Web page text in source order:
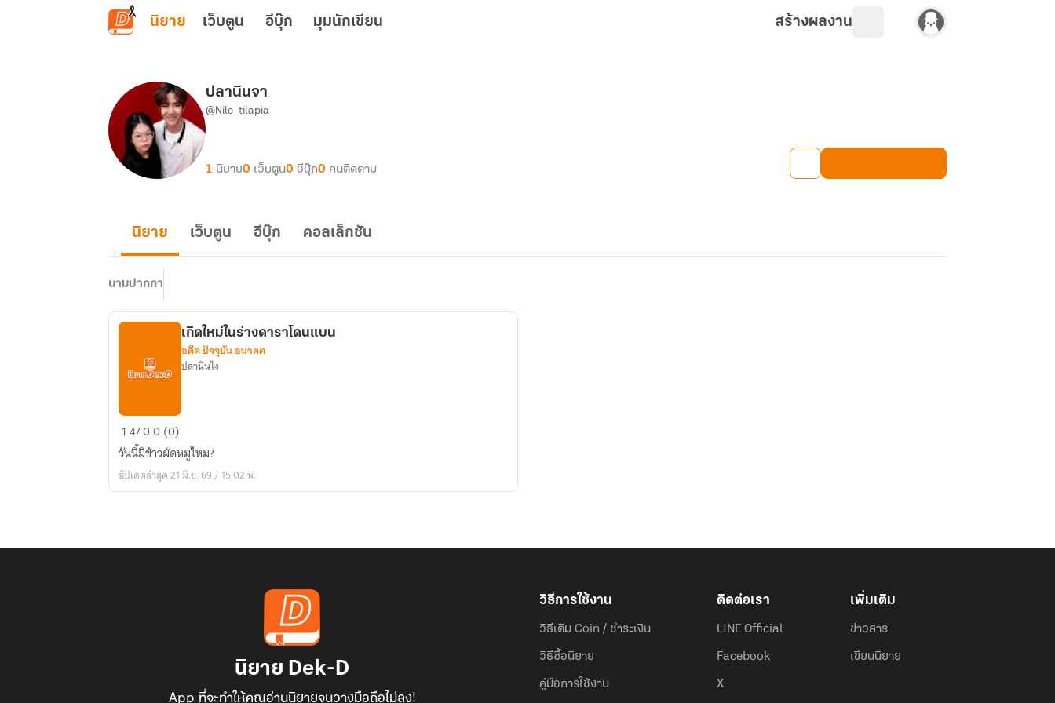
ข้ามไปยังเนื้อหาหลัก
นิยาย เว็บตูน อีบุ๊ก มุมนักเขียน สร้างผลงาน
ปลานินจา
@Nile_tilapia
1 นิยาย0 เว็บตูน0 อีบุ๊ก0 คนติดตาม
นิยาย เว็บตูน อีบุ๊ก คอลเล็กชัน
นามปากกา
เกิด
ใหม่
ใน
ร่าง
เกิดใหม่ในร่างดาราโดนแบน
อดีต ปัจจุบัน อนาคต
ปลานินไง
14700 (0)
วันนี้มีข้าวผัดหมูไหม?
อัปเดตล่าสุด 21 มิ.ย. 69 / 15:02 น.
นิยาย Dek-D
App ที่จะทำให้คุณอ่านนิยายจนวางมือถือไม่ลง!
วิธีการใช้งาน
วิธีเติม Coin / ชำระเงิน
วิธีซื้อนิยาย
คู่มือการใช้งาน
ติดต่อเรา
LINE Official
Facebook
X
เพิ่มเติม
ข่าวสาร
เขียนนิยาย